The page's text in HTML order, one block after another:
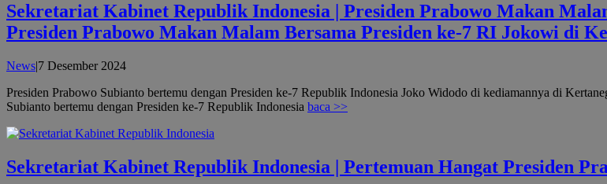
Sekretariat Kabinet Republik Indonesia | Presiden Prabowo Makan
Presiden Prabowo Makan Malam Bersama Presiden ke-7 RI Jokowi di
News|7 Desember 2024oleh
Presiden Prabowo Subianto bertemu dengan Presiden ke-7 Republik Indonesia Joko Widodo di kediamannya di
Subianto bertemu dengan Presiden ke-7 Republik Indonesia baca >>
Sekretariat Kabinet Republik Indonesia | Pertemuan Hangat Presiden